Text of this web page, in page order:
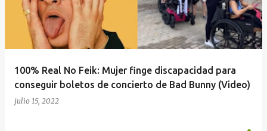
100% Real No Feik: Mujer finge discapacidad para
conseguir boletos de concierto de Bad Bunny (Video)
julio 15, 2022